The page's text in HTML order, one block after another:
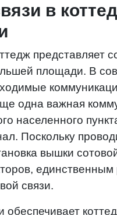
в
представляет
площади. В
одна важная
населенного
. Поскольку
вышки
связи.
обеспечивает